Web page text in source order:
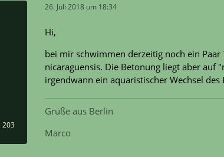
203
26. Juli 2018 um 18:34
Hi,
bei mir schwimmen derzeitig noch ein
nicaraguensis. Die Betonung liegt aber auf
irgendwann ein aquaristischer Wechsel des
Grüße aus Berlin
Marco